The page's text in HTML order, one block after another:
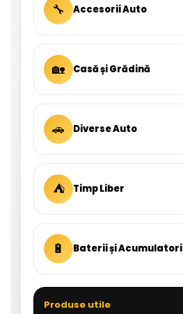
🔧 Accesorii Auto
🏡 Casă și Grădină
🚗 Diverse Auto
⛺ Timp Liber
🔋 Baterii și Acumulatori
Produse utile